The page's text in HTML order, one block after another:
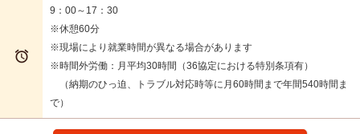

9：00～17：30
※休憩60分
※現場により就業時間が異なる場合があります
※時間外労働：月平均30時間（36協定における特別条項有）
（納期のひっ迫、トラブル対応時等に月60時間まで年間540時間ま
で）